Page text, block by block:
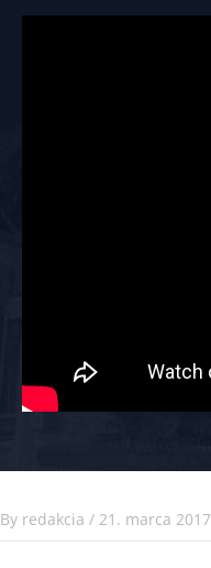
By redakcia / 21. marca 2017